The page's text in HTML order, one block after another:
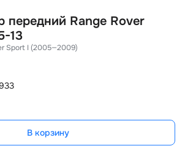
передний Range Rover
13
Sport I (2005—2009)
В корзину